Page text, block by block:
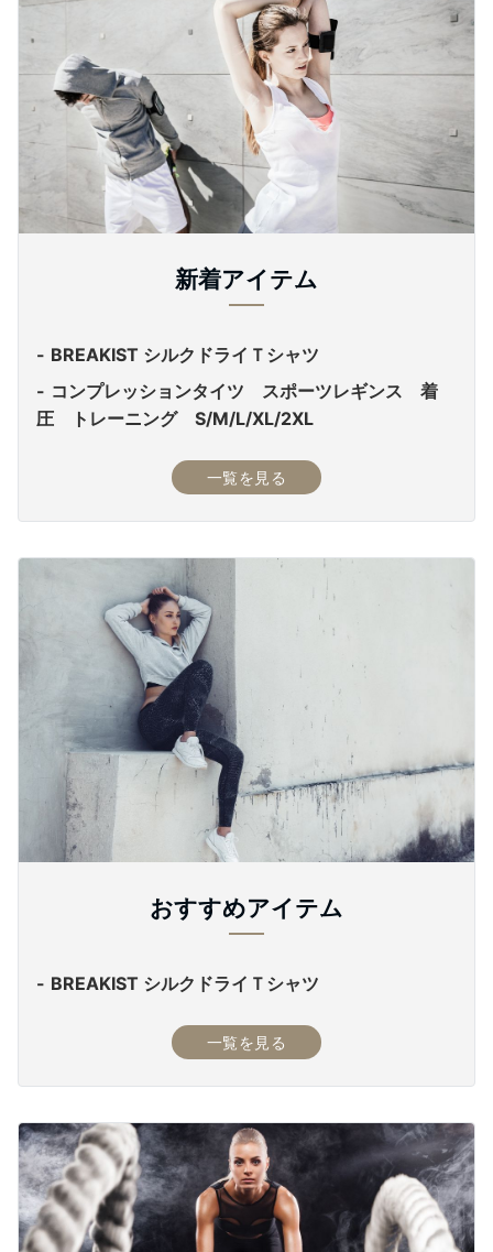
新着アイテム
BREAKIST シルクドライＴシャツ
コンプレッションタイツ スポーツレギンス 着
圧 トレーニング S/M/L/XL/2XL
一覧を見る
おすすめアイテム
BREAKIST シルクドライＴシャツ
一覧を見る